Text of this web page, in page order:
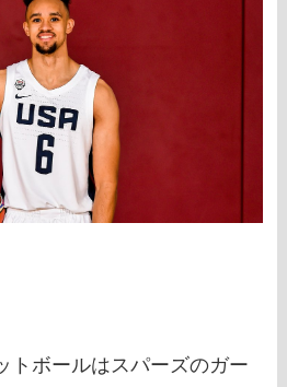
トボールはスパーズのガー